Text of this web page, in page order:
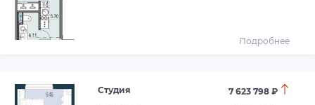
Подробнее
Студия 7 623 798 ₽